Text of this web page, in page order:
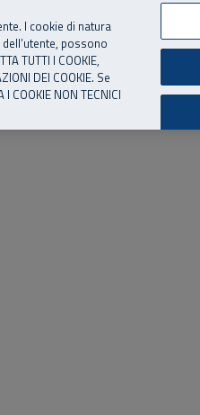
Supporto
I cookie di natura
possono
TUTTI I COOKIE,
DEI COOKIE. Se
NON TECNICI